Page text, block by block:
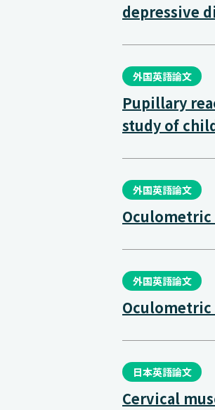
depressive
外国英語論文
Pupillary
study of
外国英語論文
Oculometric
外国英語論文
Oculometric
日本英語論文
Cervical